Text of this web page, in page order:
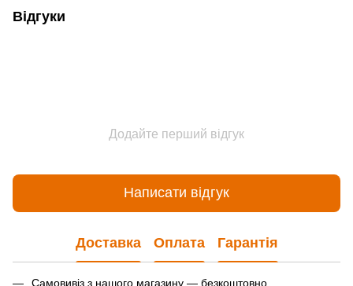
Відгуки
Додайте перший відгук
Написати відгук
Доставка Оплата Гарантія
Самовивіз з нашого магазину — безкоштовно.